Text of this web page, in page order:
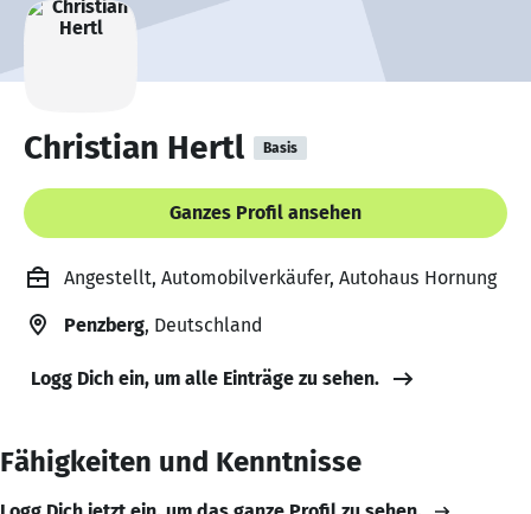
Christian Hertl Basis
Ganzes Profil ansehen
Angestellt, Automobilverkäufer, Autohaus Hornung
Penzberg, Deutschland
Logg Dich ein, um alle Einträge zu sehen.
Fähigkeiten und Kenntnisse